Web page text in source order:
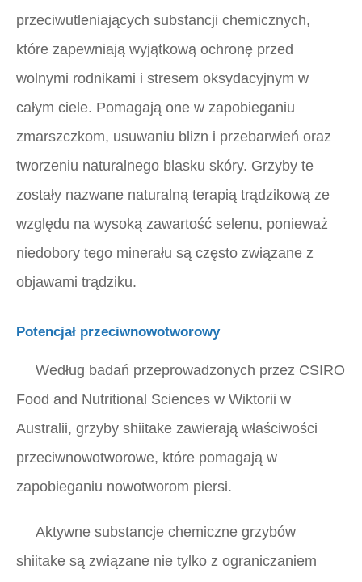
przeciwutleniających substancji chemicznych,
które zapewniają wyjątkową ochronę przed
wolnymi rodnikami i stresem oksydacyjnym w
całym ciele. Pomagają one w zapobieganiu
zmarszczkom, usuwaniu blizn i przebarwień oraz
tworzeniu naturalnego blasku skóry. Grzyby te
zostały nazwane naturalną terapią trądzikową ze
względu na wysoką zawartość selenu, ponieważ
niedobory tego minerału są często związane z
objawami trądziku.
Potencjał przeciwnowotworowy
Według badań przeprowadzonych przez CSIRO
Food and Nutritional Sciences w Wiktorii w
Australii, grzyby shiitake zawierają właściwości
przeciwnowotworowe, które pomagają w
zapobieganiu nowotworom piersi.
Aktywne substancje chemiczne grzybów
shiitake są związane nie tylko z ograniczaniem